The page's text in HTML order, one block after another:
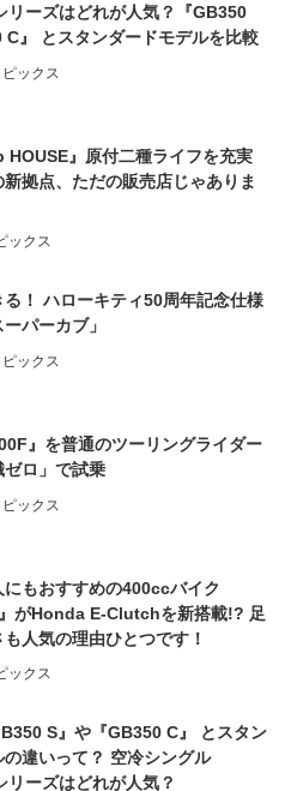
リーズはどれが人気？『GB350
C』 とスタンダードモデルを比較
ピックス
HOUSE』原付二種ライフを充実
拠点、ただの販売店じゃありま
ックス
る！ ハローキティ50周年記念仕様
パーカブ」
ピックス
』を普通のツーリングライダー
ロ」で試乗
ピックス
にもおすすめの400ccバイク
』がHonda E-Clutchを新搭載!? 足
人気の理由ひとつです！
ックス
S』や『GB350 C』 とスタン
の違いって？ 空冷シングル
リーズはどれが人気？